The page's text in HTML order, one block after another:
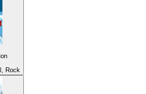
Rock